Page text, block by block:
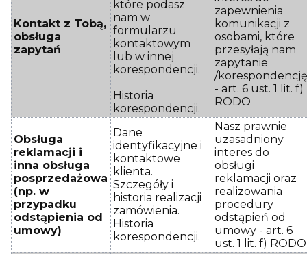
Kontakt z Tobą,
obsługa
zapytań
które podasz
nam w
formularzu
kontaktowym
lub w innej
korespondencji.
Historia
korespondencji.
zapewnienia
komunikacji z
osobami, które
przesyłają nam
zapytanie
/
- art. 6 ust. 1 lit. f)
RODO
Obsługa
reklamacji i
inna obsługa
posprzedażowa
(np. w
przypadku
odstąpienia od
umowy)
Dane
identyfikacyjne i
kontaktowe
klienta.
Szczegóły i
historia realizacji
zamówienia.
Historia
korespondencji.
Nasz prawnie
uzasadniony
interes do
obsługi
reklamacji oraz
realizowania
procedury
odstąpień od
umowy - art. 6
ust. 1 lit. f) RODO